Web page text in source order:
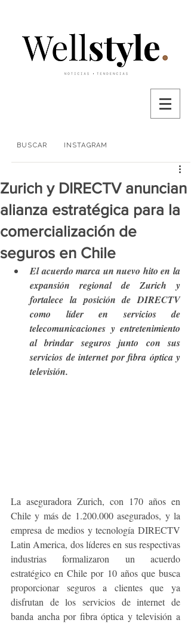
BUSCAR INSTAGRAM
Zurich y DIRECTV anuncian
alianza estratégica para la
comercialización de
seguros en Chile
El acuerdo marca un nuevo hito en la
expansión regional de Zurich y
fortalece la posición de DIRECTV
como líder en servicios de
telecomunicaciones y entretenimiento
al brindar seguros junto con sus
servicios de internet por fibra óptica y
televisión.
La aseguradora Zurich, con 170 años en
Chile y más de 1.200.000 asegurados, y la
empresa de medios y tecnología DIRECTV
Latin America, dos líderes en sus respectivas
industrias formalizaron un acuerdo
estratégico en Chile por 10 años que busca
proporcionar seguros a clientes que ya
disfrutan de los servicios de internet de
banda ancha por fibra óptica y televisión a